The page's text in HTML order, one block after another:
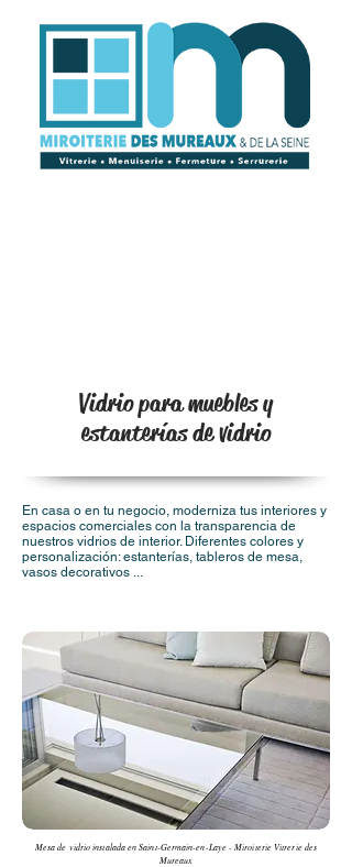
Vidrio para muebles y
estanterías de vidrio
En casa o en tu negocio, moderniza tus interiores y
espacios comerciales con la transparencia de
nuestros vidrios de interior. Diferentes colores y
personalización: estanterías, tableros de mesa,
vasos decorativos ...
Mesa de vidrio instalada en Saint-Germain-en-Laye - Miroiterie Vitrerie des
Mureaux